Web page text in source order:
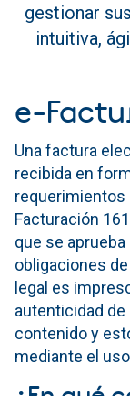
gestionar
intuitiva,
e-
Una factura
recibida en
requerimientos
Facturación
que se
obligaciones
legal es
autenticidad
contenido y
mediante el